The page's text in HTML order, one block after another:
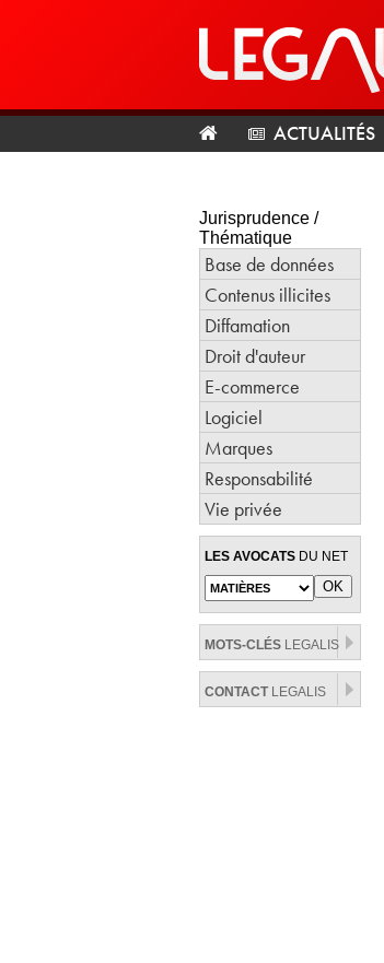
ACTUALITÉS
Jurisprudence /
Thématique
Base de données
Contenus illicites
Diffamation
Droit d'auteur
E-commerce
Logiciel
Marques
Responsabilité
Vie privée
LES AVOCATS DU NET
MOTS-CLÉS LEGALIS
CONTACTLEGALIS